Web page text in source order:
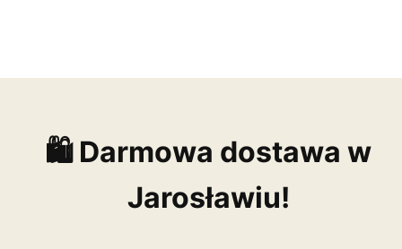
🛍️ Darmowa dostawa w
Jarosławiu!